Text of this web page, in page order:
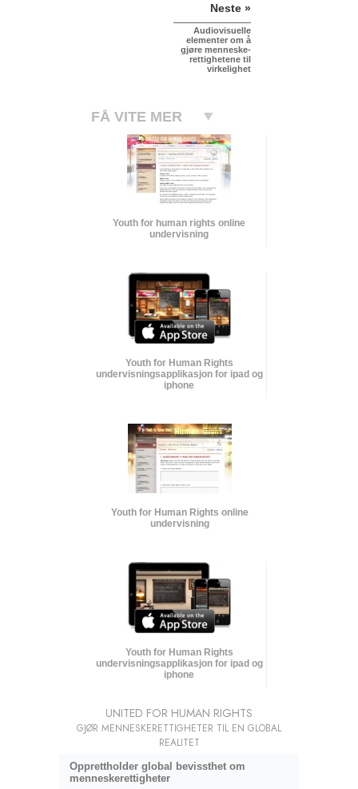
Neste »
Audiovisuelle
elementer om å
gjøre menneske­
rettighetene til
virkelighet
FÅ VITE MER
Youth for human rights online
undervisning
Youth for Human Rights
undervisnings­applikasjon for ipad og
iphone
Youth for Human Rights online
undervisning
Youth for Human Rights
undervisnings­applikasjon for ipad og
iphone
UNITED FOR HUMAN RIGHTS
GJØR MENNESKERETTIGHETER TIL EN GLOBAL
REALITET
Opprettholder global bevissthet om
menneskerettigheter